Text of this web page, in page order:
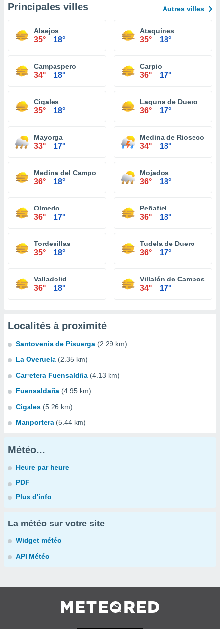
Principales villes Autres villes
Alaejos
35° 18°
Ataquines
35° 18°
Campaspero
34° 18°
Carpio
36° 17°
Cigales
35° 18°
Laguna de Duero
36° 17°
Mayorga
33° 17°
Medina de Rioseco
34° 18°
Medina del Campo
36° 18°
Mojados
36° 18°
Olmedo
36° 17°
Peñafiel
36° 18°
Tordesillas
35° 18°
Tudela de Duero
36° 17°
Valladolid
36° 18°
Villalón de Campos
34° 17°
Localités à proximité
Santovenia de Pisuerga (2.29 km)
La Overuela (2.35 km)
Carretera Fuensaldña (4.13 km)
Fuensaldaña (4.95 km)
Cigales (5.26 km)
Manportera (5.44 km)
Météo...
Heure par heure
PDF
Plus d'info
La météo sur votre site
Widget météo
API Météo